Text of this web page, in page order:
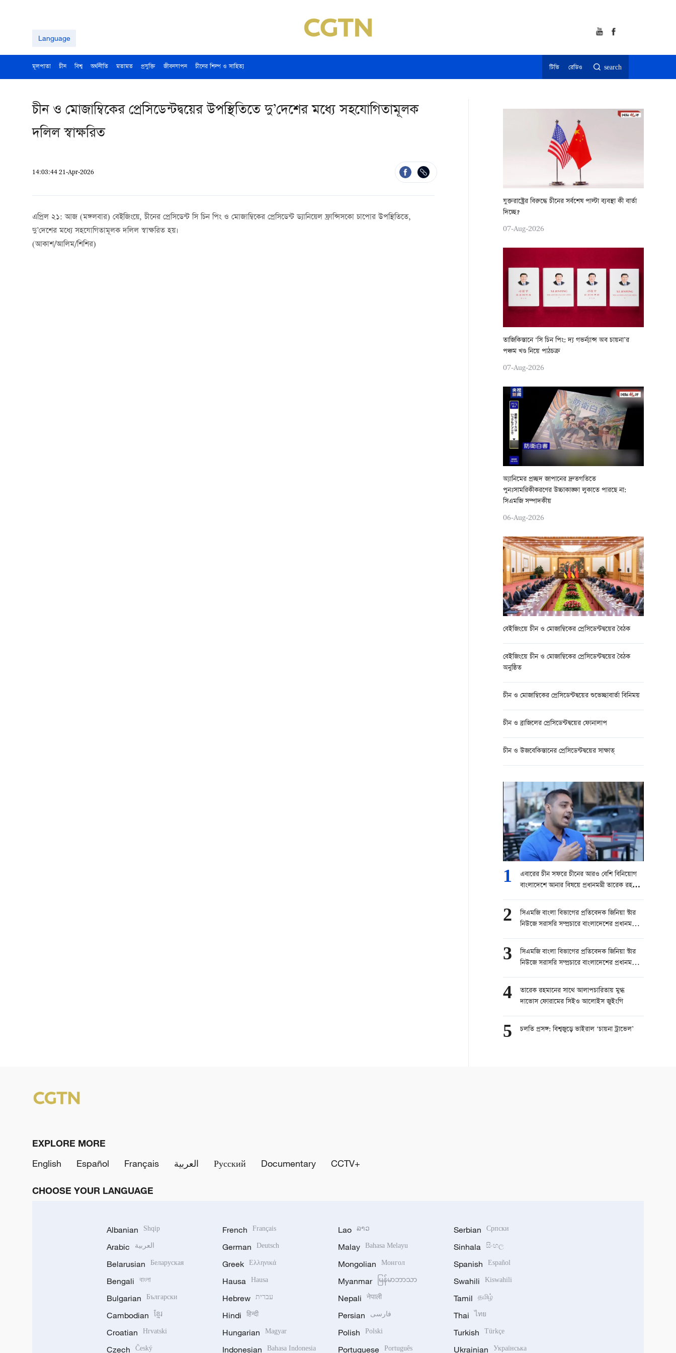
Language
মূলপাতা চীন বিশ্ব অর্থনীতি মতামত প্রযুক্তি জীবনযাপন চীনের শিল্প ও সাহিত্য টিভি রেডিও search
চীন ও মোজাম্বিকের প্রেসিডেন্টদ্বয়ের উপস্থিতিতে দু’দেশের মধ্যে সহযোগিতামূলক
দলিল স্বাক্ষরিত
14:03:44 21-Apr-2026
এপ্রিল ২১: আজ (মঙ্গলবার) বেইজিংয়ে, চীনের প্রেসিডেন্ট সি চিন পিং ও মোজাম্বিকের প্রেসিডেন্ট ড্যানিয়েল ফ্রান্সিসকো চাপোর উপস্থিতিতে,
দু’দেশের মধ্যে সহযোগিতামূলক দলিল স্বাক্ষরিত হয়।
(আকাশ/আলিম/শিশির)
যুক্তরাষ্ট্রের বিরুদ্ধে চীনের সর্বশেষ পাল্টা ব্যবস্থা কী বার্তা
দিচ্ছে?
07-Aug-2026
তাজিকিস্তানে ‘সি চিন পিং: দ্য গভর্ন্যান্স অব চায়না’র
পঞ্চম খণ্ড নিয়ে পাঠচক্র
07-Aug-2026
অ্যানিমের প্রচ্ছদ জাপানের দ্রুতগতিতে
পুনঃসামরিকীকরণের উচ্চাকাঙ্ক্ষা লুকাতে পারছে না:
সিএমজি সম্পাদকীয়
06-Aug-2026
বেইজিংয়ে চীন ও মোজাম্বিকের প্রেসিডেন্টদ্বয়ের বৈঠক
বেইজিংয়ে চীন ও মোজাম্বিকের প্রেসিডেন্টদ্বয়ের বৈঠক
অনুষ্ঠিত
চীন ও মোজাম্বিকের প্রেসিডেন্টদ্বয়ের শুভেচ্ছাবার্তা বিনিময়
চীন ও ব্রাজিলের প্রেসিডেন্টদ্বয়ের ফোনালাপ
চীন ও উজবেকিস্তানের প্রেসিডেন্টদ্বয়ের সাক্ষাত্
1
এবারের চীন সফরে চীনের আরও বেশি বিনিয়োগ
বাংলাদেশে আনার বিষয়ে প্রধানমন্ত্রী তারেক রহমান
সিনিয়র রিপোর্টার, চ্যানেল ২৪
2
সিএমজি বাংলা বিভাগের প্রতিবেদক জিনিয়া স্টার
নিউজে সরাসরি সম্প্রচারে বাংলাদেশের প্রধানমন্ত্রী
part 1
3
সিএমজি বাংলা বিভাগের প্রতিবেদক জিনিয়া স্টার
নিউজে সরাসরি সম্প্রচারে বাংলাদেশের প্রধানমন্ত্রী
part 2
4
তারেক রহমানের সাথে আলাপচারিতায় মুগ্ধ
দাভোস ফোরামের সিইও আলোইস জুইংগি
5 চলতি প্রসঙ্গ: বিশ্বজুড়ে ভাইরাল ‘চায়না ট্রাভেল’
EXPLORE MORE
English
Español Français العربية Русский Documentary CCTV+
CHOOSE YOUR LANGUAGE
Albanian Shqip
Arabic العربية
Belarusian Беларуская
Bengali বাংলা
Bulgarian Български
Cambodian ខ្មែរ
Croatian Hrvatski
Czech Český
French Français
German Deutsch
Greek Ελληνικά
Hausa Hausa
Hebrew עברית
Hindi हिन्दी
Hungarian Magyar
Indonesian Bahasa Indonesia
Lao ລາວ
Malay Bahasa Melayu
Mongolian Монгол
Myanmar မြန်မာဘာသာ
Nepali नेपाली
Persian فارسی
Polish Polski
Portuguese Português
Serbian Српски
Sinhala සිංහල
Spanish Español
Swahili Kiswahili
Tamil தமிழ்
Thai ไทย
Turkish Türkçe
Ukrainian Українська